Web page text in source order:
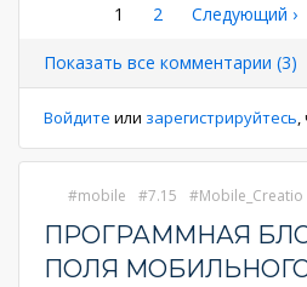
Нумерация
страниц
Текущая
1 Страница
2
Следующая
Следующий ›
Показать все комментарии (3)
Войдите или зарегистрируйтесь,
mobile 7.15 Mobile_Creatio
ПРОГРАММНАЯ
ПОЛЯ